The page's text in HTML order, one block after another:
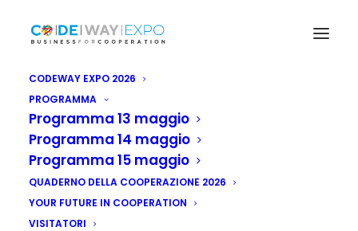
CODEWAY EXPO 2026
PROGRAMMA
Programma 13 maggio
Programma 14 maggio
Programma 15 maggio
QUADERNO DELLA COOPERAZIONE 2026
YOUR FUTURE IN COOPERATION
VISITATORI